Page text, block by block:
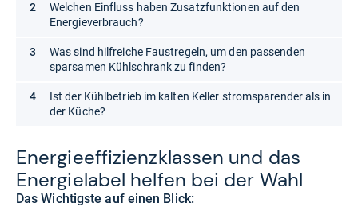
Ener­gie­ef­fi­zi­enz­klas­sen und das
Ener­gie­la­bel hel­fen bei der Wahl
Das Wichtigste auf einen Blick:
Welchen Einfluss haben Zusatzfunktionen auf den
Energieverbrauch?
Was sind hilfreiche Faustregeln, um den passenden
sparsamen Kühlschrank zu finden?
Ist der Kühlbetrieb im kalten Keller stromsparender als in
der Küche?